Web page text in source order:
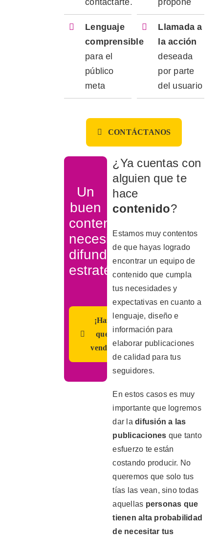
Lenguaje
comprensible
para el
público
meta
Llamada a
la acción
deseada
por parte
del usuario
CONTÁCTANOS
Un
buen
contenido
necesita
difundirse
estratégicamente
¡Haz
que
venda!
¿Ya cuentas con
alguien que te
hace
contenido?
Estamos muy contentos
de que hayas logrado
encontrar un equipo de
contenido que cumpla
tus necesidades y
expectativas en cuanto a
lenguaje, diseño e
información para
elaborar publicaciones
de calidad para tus
seguidores.
En estos casos es muy
importante que logremos
dar ladifusión a las
publicaciones que tanto
esfuerzo te están
costando producir. No
queremos que solo tus
tías las vean, sino todas
aquellas personas que
tienen alta probabilidad
de necesitar tus